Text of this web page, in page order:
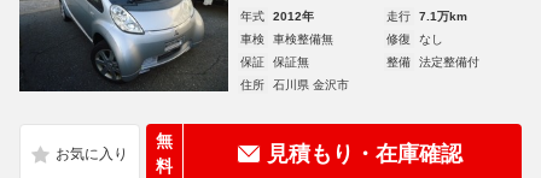
年式 2012年 走行
7.1万km
車検
車検整備無 修復
なし
保証
保証無 整備
法定整備付
住所
石川県 金沢市
無
料
見積もり・在庫確認